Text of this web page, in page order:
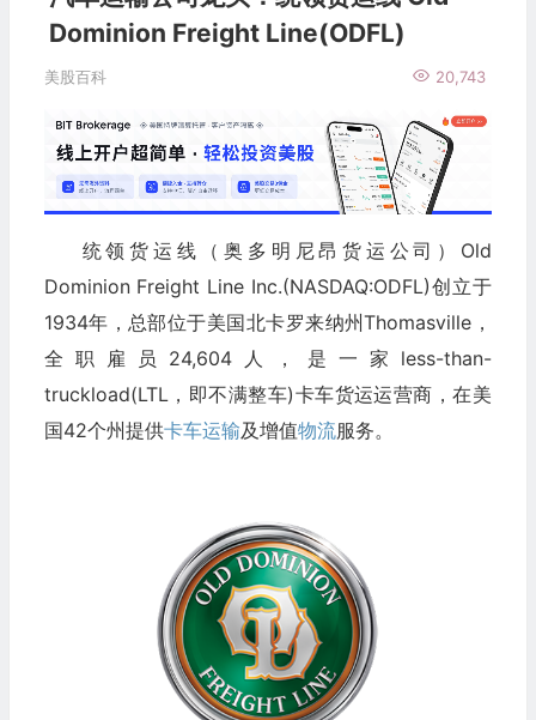
Dominion Freight Line(ODFL)
美股百科 20,743
统领货运线（奥多明尼昂货运公司）Old
Dominion Freight Line Inc.(NASDAQ:ODFL)创立于
1934年，总部位于美国北卡罗来纳州Thomasville，
全职雇员24,604人，是一家less-than-
truckload(LTL，即不满整车)卡车货运运营商，在美
国42个州提供卡车运输及增值物流服务。